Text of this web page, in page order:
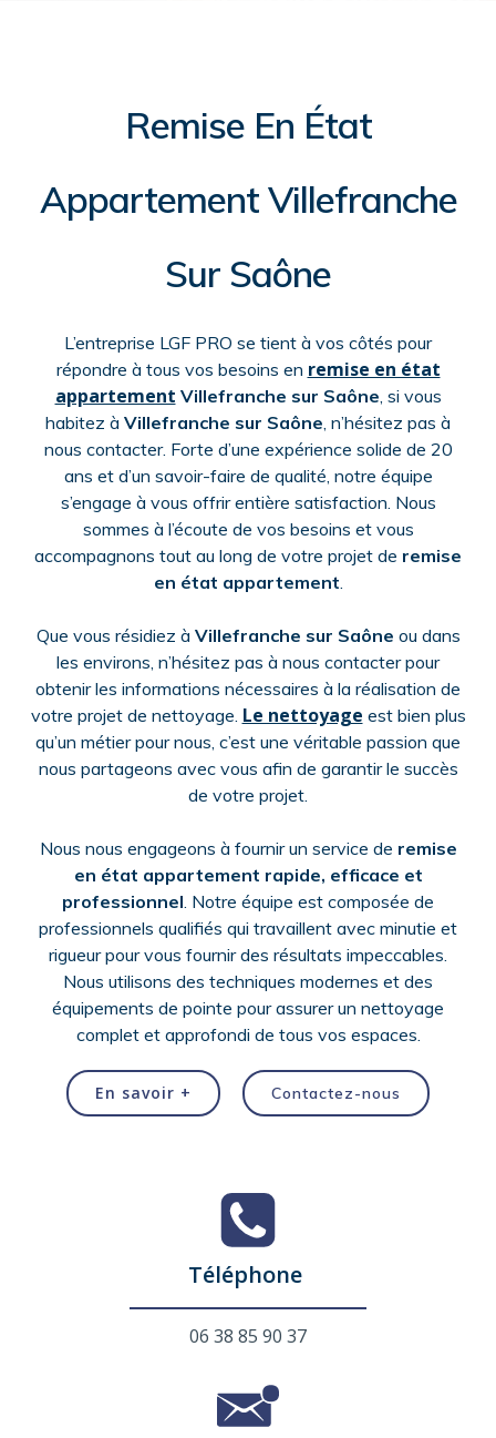
Remise En État
Appartement Villefranche
Sur Saône
L’entreprise LGF PRO se tient à vos côtés pour
répondre à tous vos besoins en remise en état
appartement Villefranche sur Saône , si vous
habitez à Villefranche sur Saône , n’hésitez pas à
nous contacter. Forte d’une expérience solide de 20
ans et d’un savoir-faire de qualité, notre équipe
s’engage à vous offrir entière satisfaction. Nous
sommes à l’écoute de vos besoins et vous
accompagnons tout au long de votre projet de remise
en état appartement
Que vous résidiez à Villefranche sur Saône ou dans
les environs, n’hésitez pas à nous contacter pour
obtenir les informations nécessaires à la réalisation de
votre projet de nettoyage. Le nettoyage est bien plus
qu’un métier pour nous, c’est une véritable passion que
nous partageons avec vous afin de garantir le succès
de votre projet.
Nous nous engageons à fournir un service de remise
en état appartement rapide, efficace et
professionnel . Notre équipe est composée de
professionnels qualifiés qui travaillent avec minutie et
rigueur pour vous fournir des résultats impeccables.
Nous utilisons des techniques modernes et des
équipements de pointe pour assurer un nettoyage
complet et approfondi de tous vos espaces.
En savoir + Contactez-nous
Téléphone
06 38 85 90 37